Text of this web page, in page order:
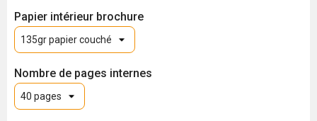
Papier intérieur brochure
Nombre de pages internes